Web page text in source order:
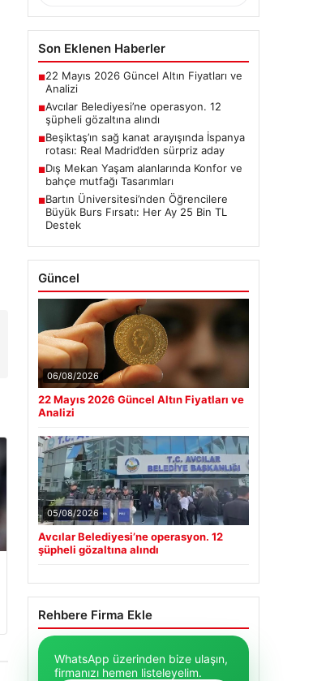
Son Eklenen Haberler
■22 Mayıs 2026 Güncel Altın Fiyatları ve
Analizi
■Avcılar Belediyesi’ne operasyon. 12
şüpheli gözaltına alındı
■Beşiktaş’ın sağ kanat arayışında İspanya
rotası: Real Madrid’den sürpriz aday
■Dış Mekan Yaşam alanlarında Konfor ve
bahçe mutfağı Tasarımları
■Bartın Üniversitesi’nden Öğrencilere
Büyük Burs Fırsatı: Her Ay 25 Bin TL
Destek
Güncel
06/08/2026
22 Mayıs 2026 Güncel Altın Fiyatları ve
Analizi
05/08/2026
Avcılar Belediyesi’ne operasyon. 12
şüpheli gözaltına alındı
Rehbere Firma Ekle
WhatsApp üzerinden bize ulaşın,
firmanızı hemen listeleyelim.